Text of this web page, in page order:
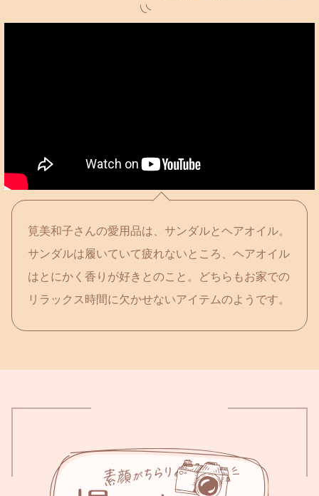
筧美和子さんの愛用品は、サンダルとヘアオイル。
サンダルは履いていて疲れないところ、ヘアオイル
はとにかく香りが好きとのこと。どちらもお家での
リラックス時間に欠かせないアイテムのようです。